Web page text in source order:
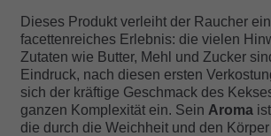
Dieses Produkt verleiht der Raucher
facettenreiches Erlebnis: die vielen
Zutaten wie Butter, Mehl und Zucker
Eindruck, nach diesen ersten
sich der kräftige Geschmack des
ganzen Komplexität ein. Sein Aromaist
die durch die Weichheit und den